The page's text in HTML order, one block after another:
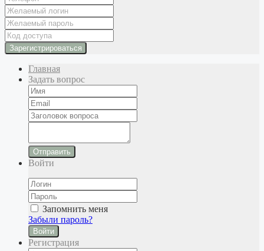
Главная
Задать вопрос
Отправить
Войти
Запомнить меня
Забыли пароль?
Войти
Регистрация